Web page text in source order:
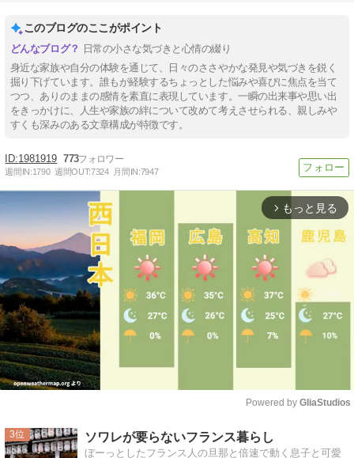
このブログのここがポイント
日常の小さな気づきと心情の綴り
身近な家族や自分の体験を通じて、日々のささやかな発見や気づきを鋭く
掘り下げています。誰もが経験するちょっとした悩みや喜びに焦点を当て
つつ、ありのままの感情を素直に表現しています。一瞬の出来事や思い出
をきっかけに、人生や家族の絆について改めて考えさせられる、親しみや
すくも深みのある文章構成が特徴です。
1981919 773
週間IN:1790 週間OUT:7324 月間IN:7947
arrow_forward_ios もっと見る
Powered by GliaStudios
3 ソワレが要らないフランス暮らし
ぼーっとしたフランス人の旦那と倍速で動く息子と可愛